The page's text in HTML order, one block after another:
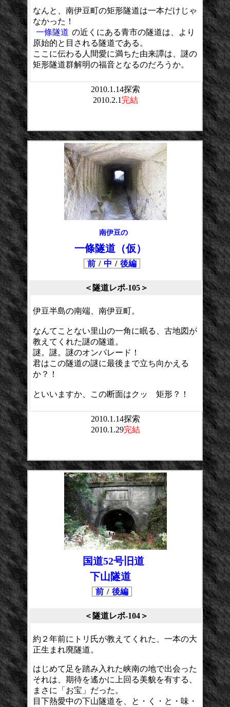
なんと、南伊豆町の矩形隧道は一本だけじゃ
なかった！
一條隧道 の近くにある青市の隧道は、より
原始的と目される隧道である。
ここに伝わる人間愛に満ちた由来譚は、謎の
矩形隧道群解明の福音となるのだろうか。
2010.1.14探索
2010.2.1 完結
南伊豆の
一條隧道（仮）
前 / 中 / 後編
＜隧道レポ-105＞
伊豆半島の南端、南伊豆町。
なんてことない里山の一角に眠る、古地図が
教えてくれた謎の隧道。
謎。謎。謎のオンパレード！
君はこの隧道の謎に最後まで立ち向かえる
か？！
といいますか、この断面はクッ 矩形？！
2010.1.14探索
2010.1.29完結
国道52号旧道
下山隧道
前 / 後編
＜隧道レポ-104＞
約２年前にトリ氏が教えてくれた、一本の大
正生まれ廃隧道。
はじめて足を踏み入れた峡南の地で出会った
それは、期待を遙かに上回る美貌を有する、
まさに「お宝」だった。
目下熱愛中の下山隧道を、と・く・と・味・